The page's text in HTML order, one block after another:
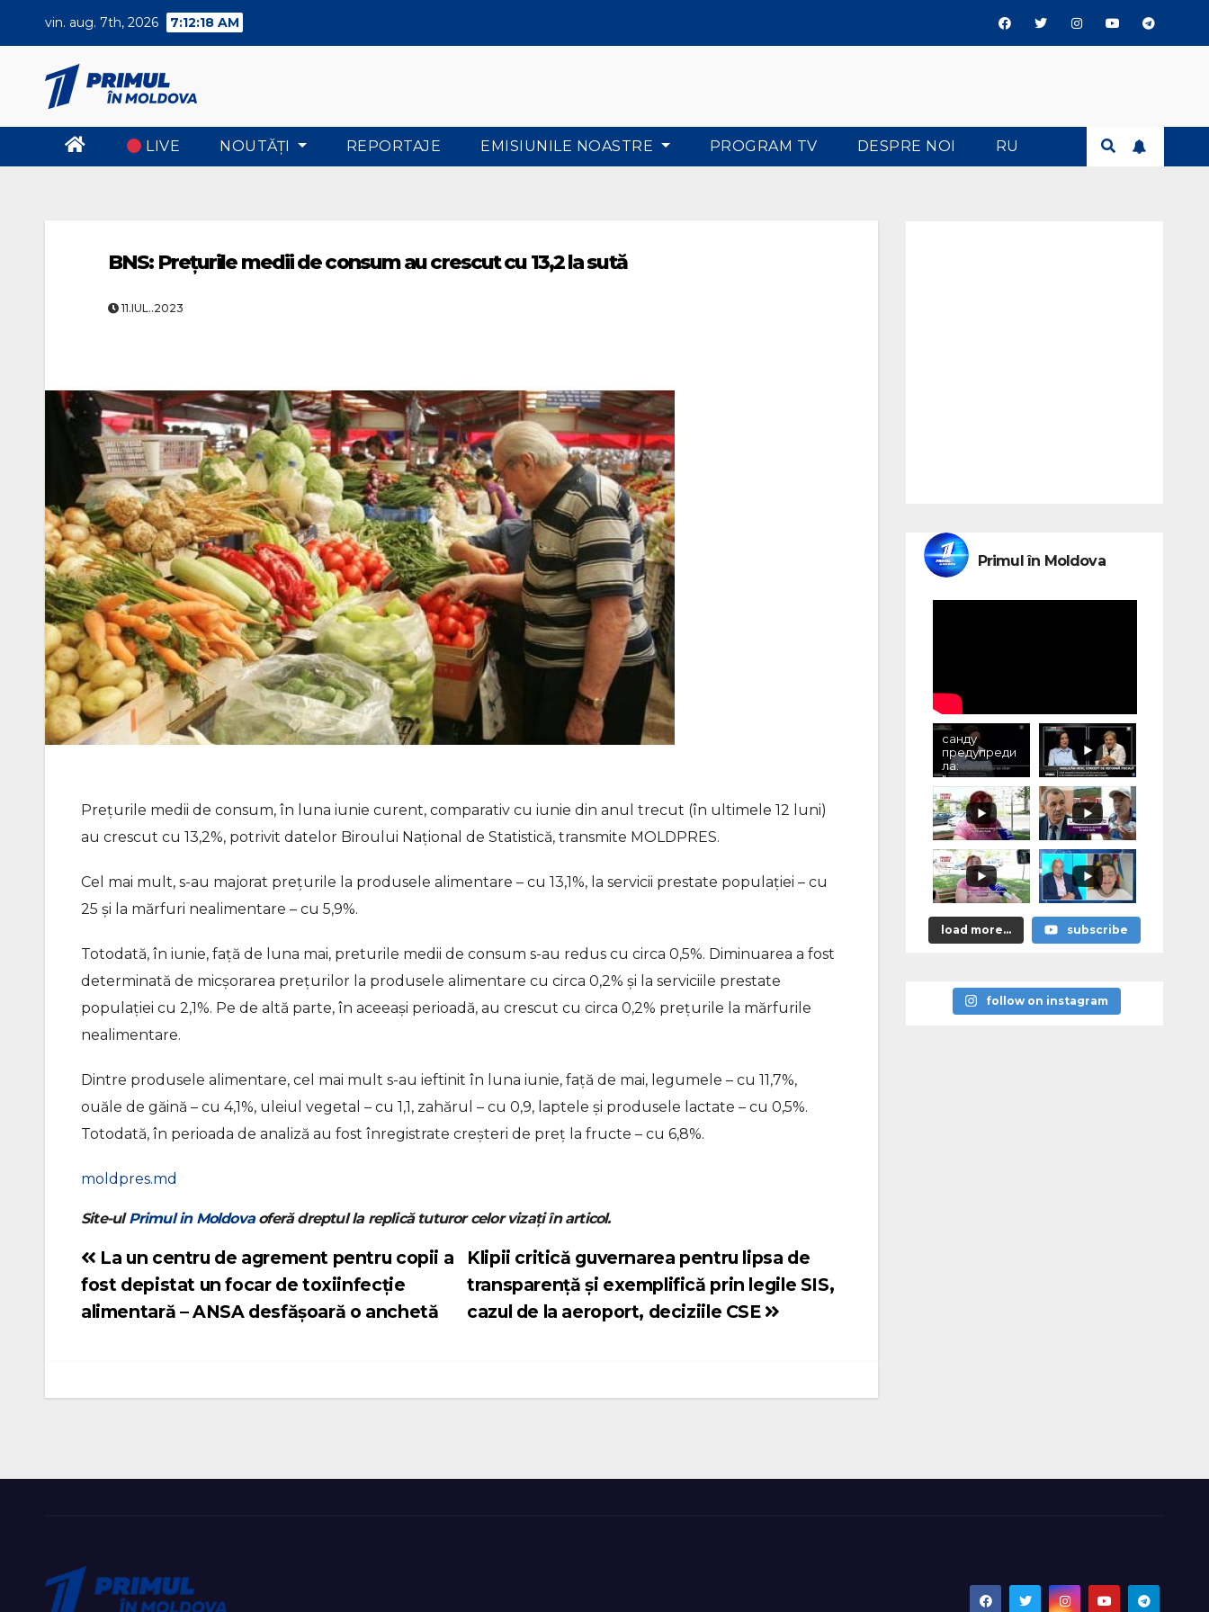
vin. aug. 7th, 2026 7:12:18 AM
LIVE NOUTĂŢI REPORTAJE EMISIUNILE NOASTRE PROGRAM TV DESPRE NOI RU
BNS: Prețurile medii de consum au crescut cu 13,2 la sută
11.IUL..2023
Prețurile medii de consum, în luna iunie curent, comparativ cu iunie din anul trecut (în ultimele 12 luni)
au crescut cu 13,2%, potrivit datelor Biroului Național de Statistică, transmite MOLDPRES.
Cel mai mult, s-au majorat prețurile la produsele alimentare – cu 13,1%, la servicii prestate populației – cu
25 și la mărfuri nealimentare – cu 5,9%.
Totodată, în iunie, față de luna mai, preturile medii de consum s-au redus cu circa 0,5%. Diminuarea a fost
determinată de micșorarea prețurilor la produsele alimentare cu circa 0,2% și la serviciile prestate
populației cu 2,1%. Pe de altă parte, în aceeași perioadă, au crescut cu circa 0,2% prețurile la mărfurile
nealimentare.
Dintre produsele alimentare, cel mai mult s-au ieftinit în luna iunie, față de mai, legumele – cu 11,7%,
ouăle de găină – cu 4,1%, uleiul vegetal – cu 1,1, zahărul – cu 0,9, laptele și produsele lactate – cu 0,5%.
Totodată, în perioada de analiză au fost înregistrate creșteri de preț la fructe – cu 6,8%.
moldpres.md
Site-ulPrimul in Moldovaoferă dreptul la replică tuturor celor vizați în articol.
Navigare
în
Klipii critică guvernarea pentru lipsa de
transparență și exemplifică prin legile SIS,
cazul de la aeroport, deciziile CSE
La un centru de agrement pentru copii a
fost depistat un focar de toxiinfecție
alimentară – ANSA desfășoară o anchetă
Primul în Moldova
санду
предупреди
ла:
"электричес
тво может
подорожать,
если
граждане не
начнут
экономить"
load more... subscribe
follow on instagram